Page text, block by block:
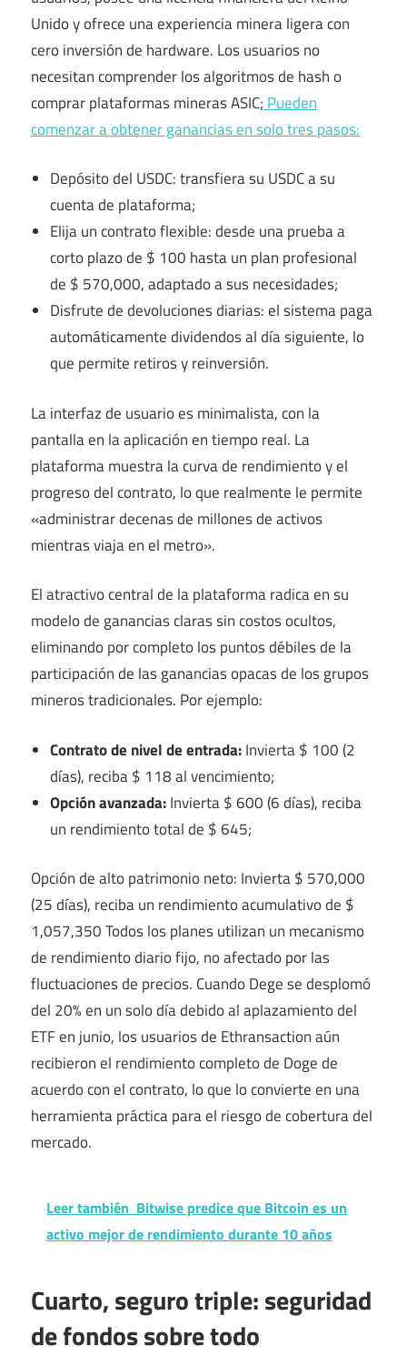
Unido y ofrece una experiencia minera ligera con
cero inversión de hardware. Los usuarios no
necesitan comprender los algoritmos de hash o
comprar plataformas mineras ASIC; Pueden
comenzar a obtener ganancias en solo tres pasos:
Depósito del USDC: transfiera su USDC a su
cuenta de plataforma;
Elija un contrato flexible: desde una prueba a
corto plazo de $ 100 hasta un plan profesional
de $ 570,000, adaptado a sus necesidades;
Disfrute de devoluciones diarias: el sistema paga
automáticamente dividendos al día siguiente, lo
que permite retiros y reinversión.
La interfaz de usuario es minimalista, con la
pantalla en la aplicación en tiempo real. La
plataforma muestra la curva de rendimiento y el
progreso del contrato, lo que realmente le permite
«administrar decenas de millones de activos
mientras viaja en el metro».
El atractivo central de la plataforma radica en su
modelo de ganancias claras sin costos ocultos,
eliminando por completo los puntos débiles de la
participación de las ganancias opacas de los grupos
mineros tradicionales. Por ejemplo:
Contrato de nivel de entrada:Invierta $ 100 (2
días), reciba $ 118 al vencimiento;
Opción avanzada:Invierta $ 600 (6 días), reciba
un rendimiento total de $ 645;
Opción de alto patrimonio neto: Invierta $ 570,000
(25 días), reciba un rendimiento acumulativo de $
1,057,350 Todos los planes utilizan un mecanismo
de rendimiento diario fijo, no afectado por las
fluctuaciones de precios. Cuando Dege se desplomó
del 20% en un solo día debido al aplazamiento del
ETF en junio, los usuarios de Ethransaction aún
recibieron el rendimiento completo de Doge de
acuerdo con el contrato, lo que lo convierte en una
herramienta práctica para el riesgo de cobertura del
mercado.
Leer también Bitwise predice que Bitcoin es un
activo mejor de rendimiento durante 10 años
Cuarto, seguro triple: seguridad
de fondos sobre todo